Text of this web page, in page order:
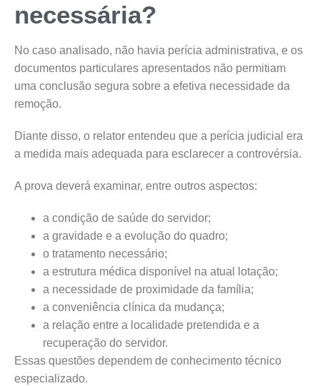
necessária?
No caso analisado, não havia perícia administrativa, e os
documentos particulares apresentados não permitiam
uma conclusão segura sobre a efetiva necessidade da
remoção.
Diante disso, o relator entendeu que a perícia judicial era
a medida mais adequada para esclarecer a controvérsia.
A prova deverá examinar, entre outros aspectos:
a condição de saúde do servidor;
a gravidade e a evolução do quadro;
o tratamento necessário;
a estrutura médica disponível na atual lotação;
a necessidade de proximidade da família;
a conveniência clínica da mudança;
a relação entre a localidade pretendida e a
recuperação do servidor.
Essas questões dependem de conhecimento técnico
especializado.